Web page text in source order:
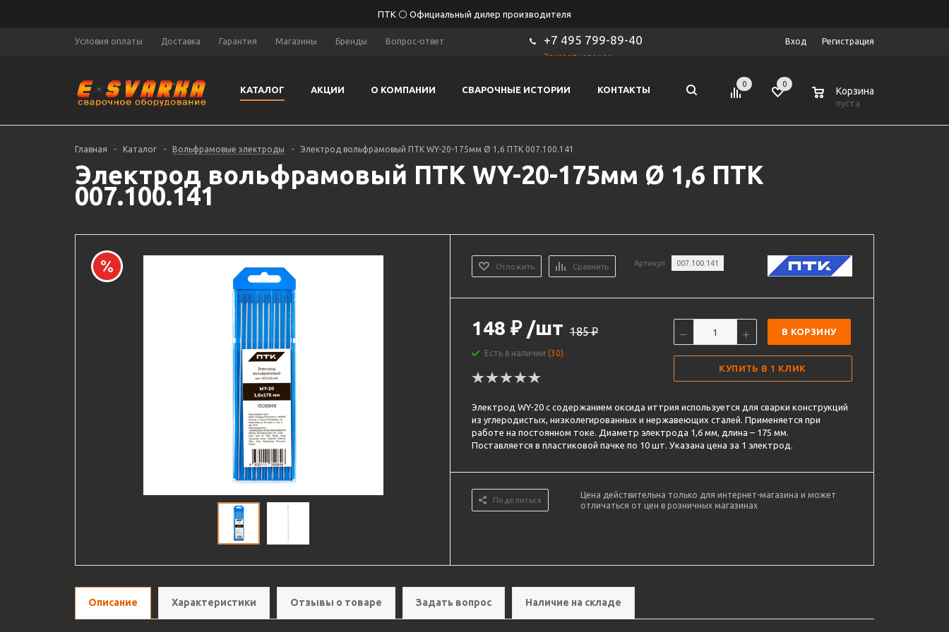
ПТК ⚪ Официальный дилер производителя
Условия оплаты Доставка Гарантия Магазины Бренды Вопрос-ответ +7 495 799-89-40
Заказать звонок
Вход Регистрация
КАТАЛОГ АКЦИИ О КОМПАНИИ СВАРОЧНЫЕ ИСТОРИИ КОНТАКТЫ
0 0
Корзина
пуста
Главная - Каталог - Вольфрамовые электроды - Электрод вольфрамовый ПТК WY-20-175мм Ø 1,6 ПТК 007.100.141
Электрод вольфрамовый ПТК WY-20-175мм Ø 1,6 ПТК
007.100.141
Отложить Сравнить Артикул 007.100.141
148 ₽ /шт 185₽
Есть в наличии(30)
В КОРЗИНУ
КУПИТЬ В 1 КЛИК
Электрод WY-20 с содержанием оксида иттрия используется для сварки конструкций
из углеродистых, низколегированных и нержавеющих сталей. Применяется при
работе на постоянном токе. Диаметр электрода 1,6 мм, длина – 175 мм.
Поставляется в пластиковой пачке по 10 шт. Указана цена за 1 электрод.
Поделиться
Цена действительна только для интернет-магазина и может
отличаться от цен в розничных магазинах
Описание Характеристики Отзывы о товаре Задать вопрос Наличие на складе